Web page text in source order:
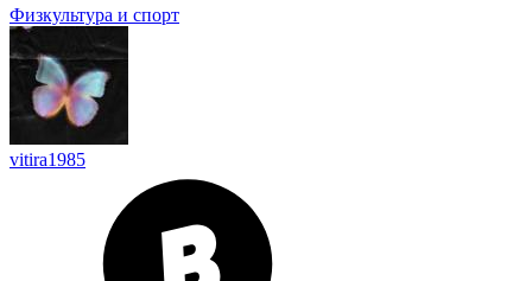
Физкультура и спорт
vitira1985